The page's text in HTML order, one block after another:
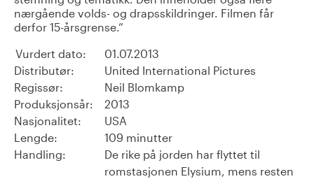
nærgående volds- og drapsskildringer. Filmen får
derfor 15-årsgrense.
Vurdert dato:
01.07.2013
Distributør:
United International Pictures
Regissør:
Neil Blomkamp
Produksjonsår:
2013
Nasjonalitet:
USA
Lengde:
109 minutter
Handling:
De rike på jorden har flyttet til
romstasjonen Elysium, mens resten